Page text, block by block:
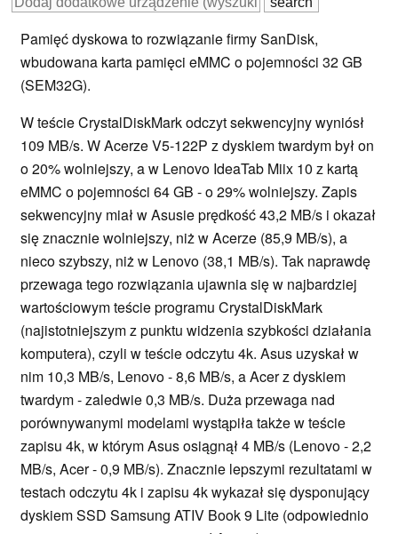
Pamięć dyskowa to rozwiązanie firmy SanDisk,
wbudowana karta pamięci eMMC o pojemności 32 GB
(SEM32G).
W teście CrystalDiskMark odczyt sekwencyjny wyniósł
109 MB/s. W Acerze V5-122P z dyskiem twardym był on
o 20% wolniejszy, a w Lenovo IdeaTab Miix 10 z kartą
eMMC o pojemności 64 GB - o 29% wolniejszy. Zapis
sekwencyjny miał w Asusie prędkość 43,2 MB/s i okazał
się znacznie wolniejszy, niż w Acerze (85,9 MB/s), a
nieco szybszy, niż w Lenovo (38,1 MB/s). Tak naprawdę
przewaga tego rozwiązania ujawnia się w najbardziej
wartościowym teście programu CrystalDiskMark
(najistotniejszym z punktu widzenia szybkości działania
komputera), czyli w teście odczytu 4k. Asus uzyskał w
nim 10,3 MB/s, Lenovo - 8,6 MB/s, a Acer z dyskiem
twardym - zaledwie 0,3 MB/s. Duża przewaga nad
porównywanymi modelami wystąpiła także w teście
zapisu 4k, w którym Asus osiągnął 4 MB/s (Lenovo - 2,2
MB/s, Acer - 0,9 MB/s). Znacznie lepszymi rezultatami w
testach odczytu 4k i zapisu 4k wykazał się dysponujący
dyskiem SSD Samsung ATIV Book 9 Lite (odpowiednio